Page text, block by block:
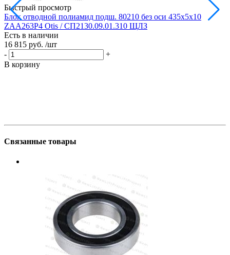
Быстрый просмотр
Блок отводной полиамид подш. 80210 без оси 435х5х10
ZAA263P4 Otis / СП2130.09.01.310 ЩЛЗ
Есть в наличии
16 815 руб. /шт
-
+
В корзину
Связанные товары